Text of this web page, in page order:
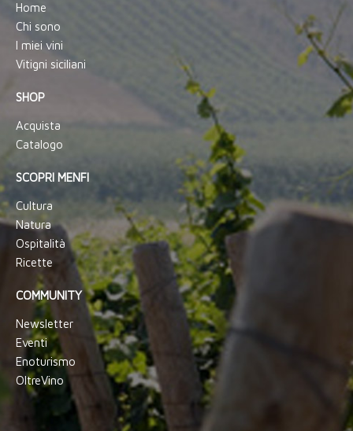
Home
Chi sono
I miei vini
Vitigni siciliani
SHOP
Acquista
Catalogo
SCOPRI MENFI
Cultura
Natura
Ospitalità
Ricette
COMMUNITY
Newsletter
Eventi
Enoturismo
OltreVino